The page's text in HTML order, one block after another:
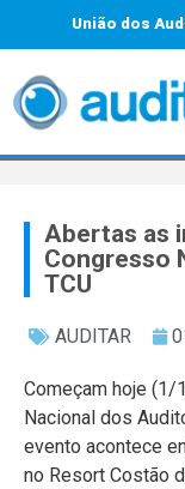
União dos
Abertas as
Congresso
TCU
AUDITAR
Começam hoje (1/
Nacional dos
evento acontece
no Resort Costão